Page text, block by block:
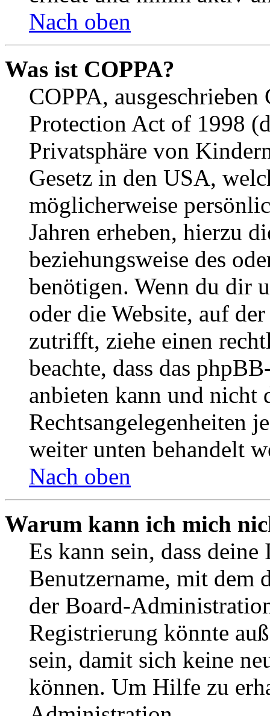
Nach oben
Was ist COPPA?
COPPA,
Protection Act of 1998
Privatsphäre von
Gesetz in den USA,
möglicherweise
Jahren erheben, hierzu
beziehungsweise des
benötigen. Wenn du dir
oder die Website, auf
zutrifft, ziehe einen
beachte, dass das
anbieten kann und nicht
Rechtsangelegenheiten
weiter unten behandelt
Nach oben
Warum kann ich mich
Es kann sein, dass
Benutzername, mit dem
der Board-
Registrierung könnte
sein, damit sich keine
können. Um Hilfe zu